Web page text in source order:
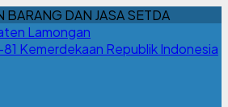
BARANG DAN JASA SETDA